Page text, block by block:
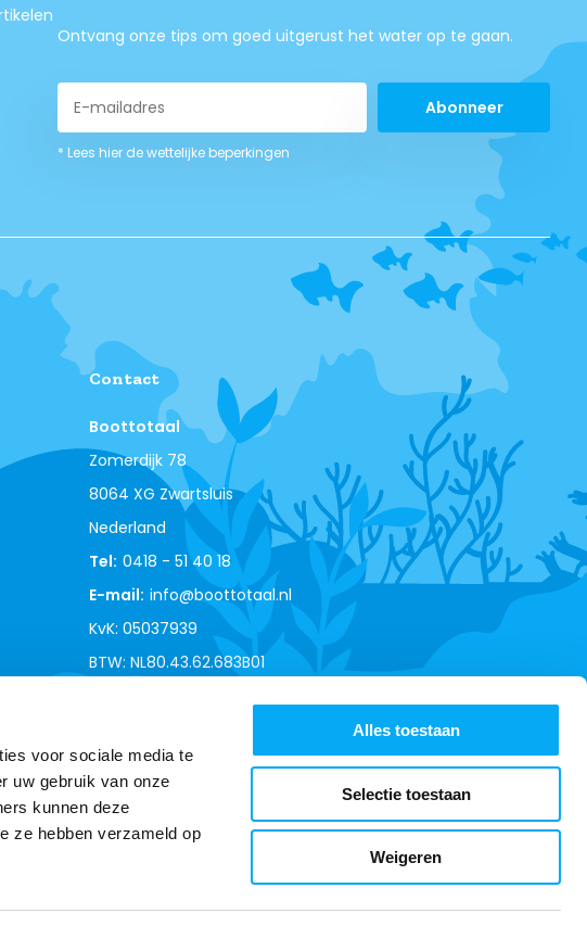
voor sociale media te
uw gebruik van onze
kunnen deze
ze hebben verzameld op
Alles toestaan
Selectie toestaan
Weigeren
Ontvang onze tips om goed uitgerust het water op te gaan.
Abonneer
* Lees hier de wettelijke beperkingen
Contact
Boottotaal
Zomerdijk 78
8064 XG Zwartsluis
Nederland
Tel: 0418 - 51 40 18
E-mail: info@boottotaal.nl
KvK: 05037939
BTW: NL80.43.62.683B01